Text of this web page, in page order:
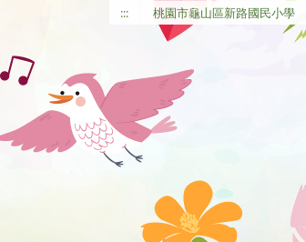
::: 桃園市龜山區新路國民小學